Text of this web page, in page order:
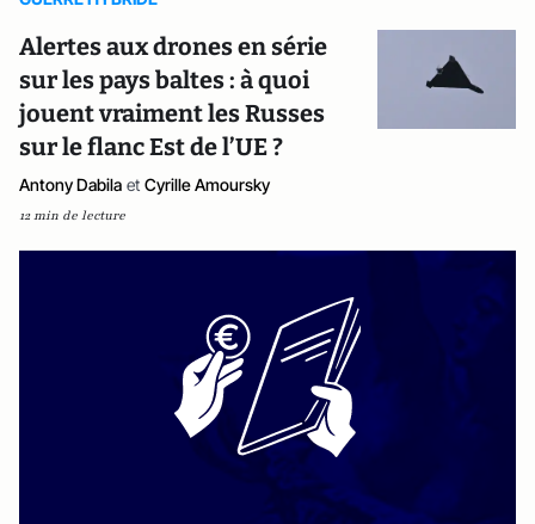
Alertes aux drones en série
sur les pays baltes : à quoi
jouent vraiment les Russes
sur le flanc Est de l’UE ?
Antony Dabila et Cyrille Amoursky
12 min de lecture